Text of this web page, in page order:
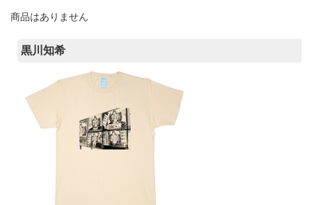
商品はありません
黒川知希